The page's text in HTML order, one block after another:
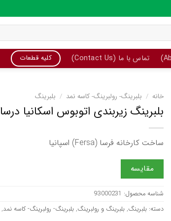
تماس با ما (Contact Us) کلیه قطعات
خانه / بلبرینگ- رولبرینگ- کاسه نمد / بلبرینگ
بلبرینگ زیربندی اتوبوس اسکانیا درسا
ساخت کارخانه فرسا (Fersa) اسپانیا
مقایسه
شناسه محصول: 93000231
دسته: بلبرینگ, بلبرینگ و رولبرینگ, بلبرینگ- رولبرینگ- کاسه نمد,